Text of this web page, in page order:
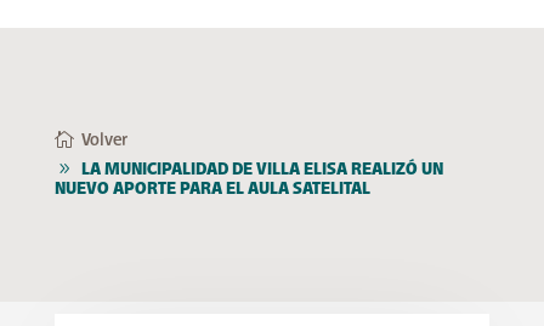
Volver
LA MUNICIPALIDAD DE VILLA ELISA REALIZÓ UN
NUEVO APORTE PARA EL AULA SATELITAL